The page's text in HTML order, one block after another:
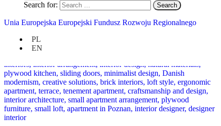
Search for:
Unia Europejska Europejski Fundusz Rozwoju Regionalnego
PL
EN